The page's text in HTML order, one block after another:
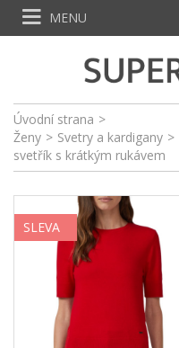
Úvodní strana >
Ženy > Svetry a kardigany >
svetřík s krátkým rukávem
SLEVA
MENU